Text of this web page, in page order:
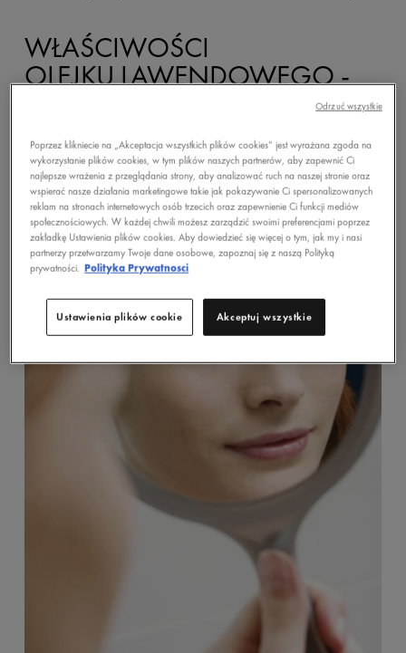
WŁAŚCIWOŚCI
OLEJKU LAWENDOWEGO -
STOSOWAĆ?
Poprzez klikniecie na „Akceptacja wszystkich plików cookies” jest wyrażana zgoda na
wykorzystanie plików cookies, w tym plików naszych partnerów, aby zapewnić Ci
najlepsze wrażenia z przeglądania strony, aby analizować ruch na naszej stronie oraz
wspierać nasze działania marketingowe takie jak pokazywanie Ci spersonalizowanych
reklam na stronach internetowych osób trzecich oraz zapewnienie Ci funkcji mediów
społecznościowych. W każdej chwili możesz zarządzić swoimi preferencjami poprzez
zakładkę Ustawienia plików cookies. Aby dowiedzieć się więcej o tym, jak my i nasi
partnerzy przetwarzamy Twoje dane osobowe, zapoznaj się z naszą Polityką
prywatności. Polityka Prywatnosci
Ustawienia plików cookie Akceptuj wszystkie
Odrzuć wszystkie